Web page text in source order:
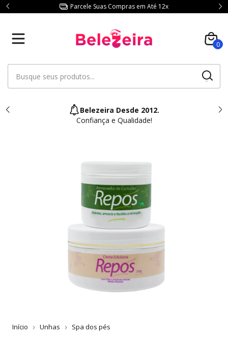
Parcele Suas Compras em Até 12x
0
Belezeira Desde 2012.
Confiança e Qualidade!
Início Unhas Spa dos pés